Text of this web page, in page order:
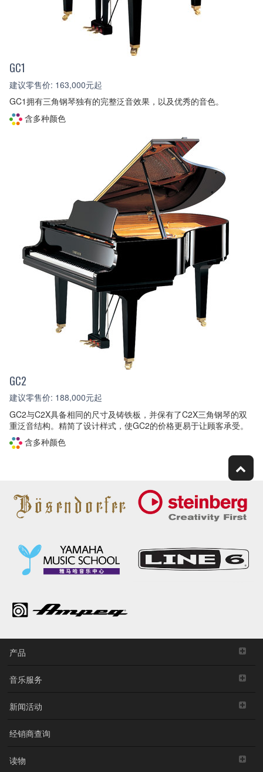
GC1
建议零售价: 163,000元起
GC1拥有三角钢琴独有的完整泛音效果，以及优秀的音色。
含多种颜色
GC2
建议零售价: 188,000元起
GC2与C2X具备相同的尺寸及铸铁板，并保有了C2X三角钢琴的双
重泛音结构。精简了设计样式，使GC2的价格更易于让顾客承受。
含多种颜色
产品
音乐服务
新闻活动
经销商查询
读物